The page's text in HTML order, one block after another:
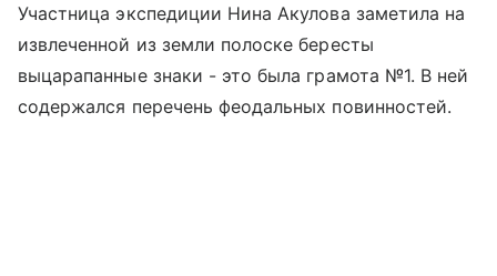
Участница экспедиции Нина Акулова заметила на
извлеченной из земли полоске бересты
выцарапанные знаки - это была грамота №1. В ней
содержался перечень феодальных повинностей.